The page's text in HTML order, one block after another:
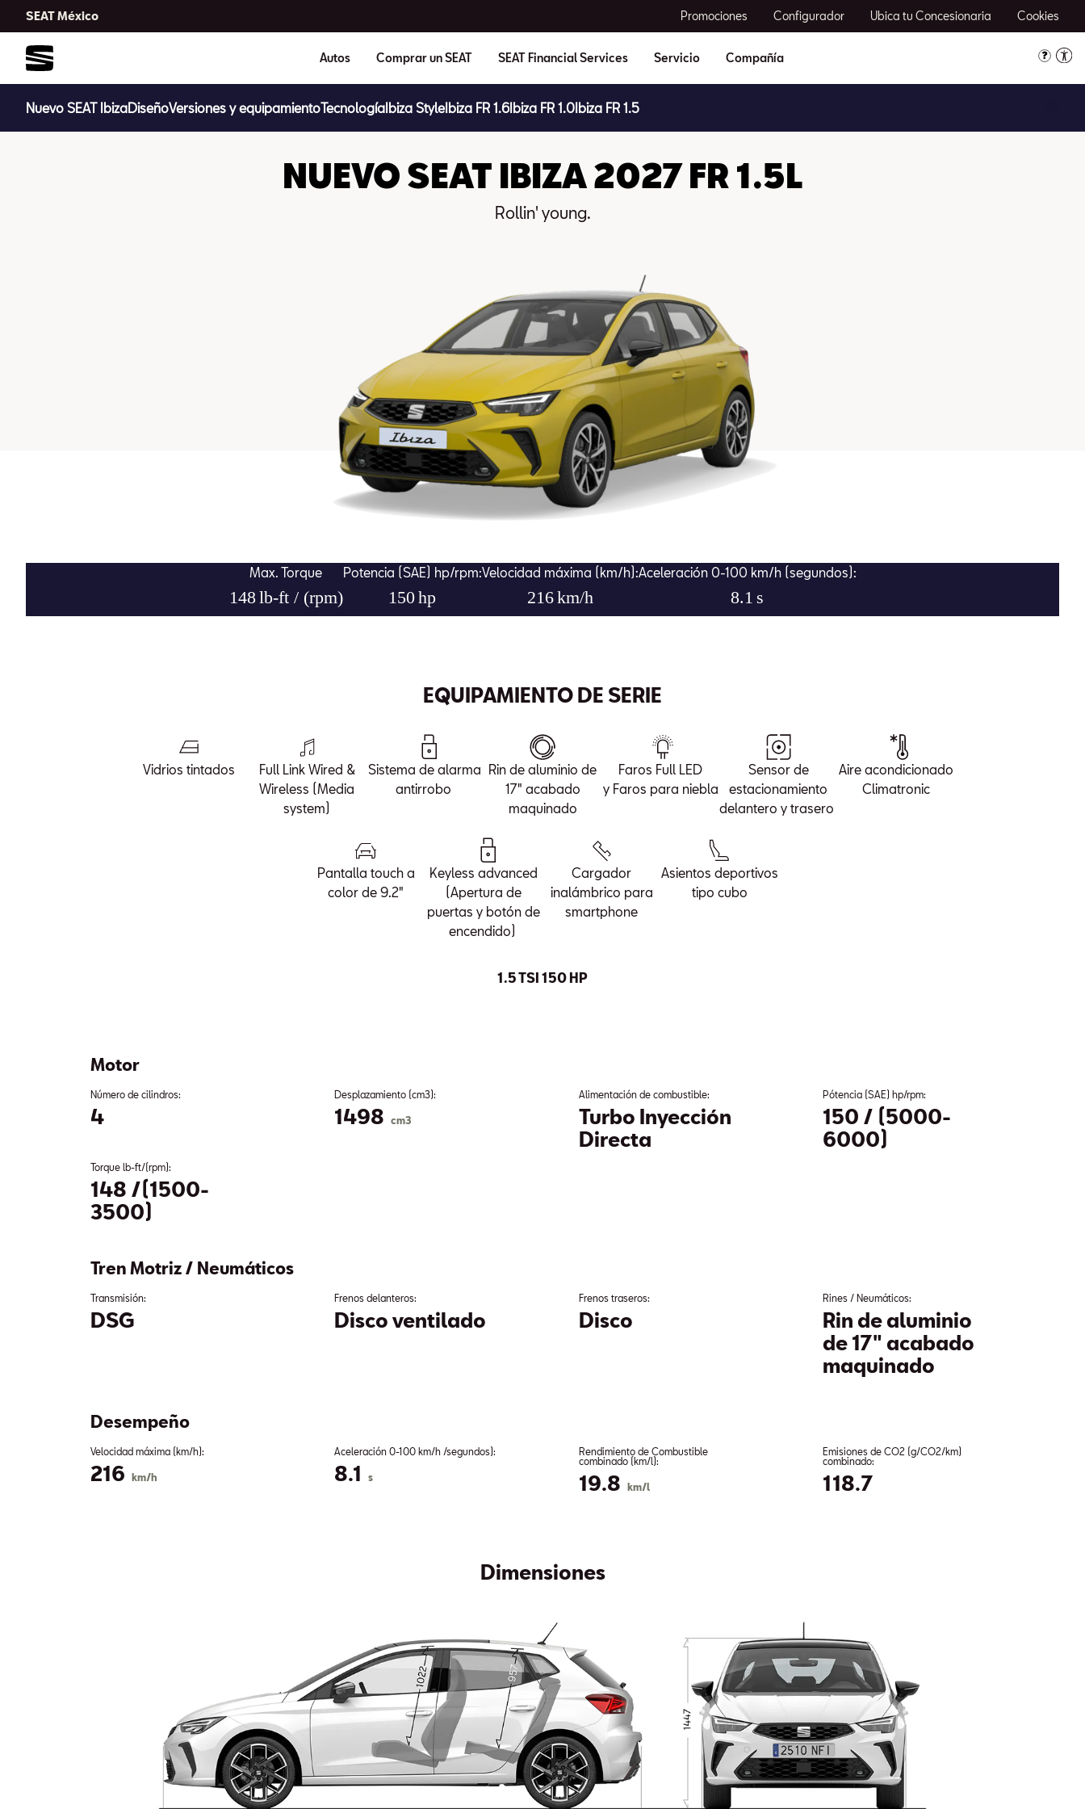
SEAT México Promociones Configurador Ubica tu Concesionaria Cookies
Autos Comprar un SEAT SEAT Financial Services Servicio Compañía
Nuevo SEAT IbizaDiseñoVersiones y equipamientoTecnologíaIbiza StyleIbiza FR 1.6Ibiza FR 1.0Ibiza FR 1.5
NUEVO SEAT IBIZA 2027 FR 1.5L
Rollin' young.
Max. Torque
148lb-ft / (rpm)
Potencia (SAE) hp/rpm:
150hp
Velocidad máxima (km/h):
216km/h
Aceleración 0-100 km/h (segundos):
8.1 s
EQUIPAMIENTO DE SERIE
Vidrios tintados
Full Link Wired &
Wireless (Media
system)
Sistema de alarma
antirrobo
Rin de aluminio de
17" acabado
maquinado
Faros Full LED
y Faros para niebla
Sensor de
estacionamiento
delantero y trasero
Aire acondicionado
Climatronic
Pantalla touch a
color de 9.2"
Keyless advanced
(Apertura de
puertas y botón de
encendido)
Cargador
inalámbrico para
smartphone
Asientos deportivos
tipo cubo
1.5 TSI 150 HP
Motor
Número de cilindros:
4
Desplazamiento (cm3):
1498 cm3
Alimentación de combustible:
Turbo Inyección
Directa
Pótencia (SAE) hp/rpm:
150 / (5000-
6000)
Torque lb-ft/(rpm):
148 /(1500-
3500)
Tren Motriz / Neumáticos
Transmisión:
DSG
Frenos delanteros:
Disco ventilado
Frenos traseros:
Disco
Rines / Neumáticos:
Rin de aluminio
de 17" acabado
maquinado
Desempeño
Velocidad máxima (km/h):
216 km/h
Aceleración 0-100 km/h /segundos):
8.1 s
Rendimiento de Combustible
combinado (km/l):
19.8 km/l
Emisiones de CO2 (g/CO2/km)
combinado:
118.7
Dimensiones